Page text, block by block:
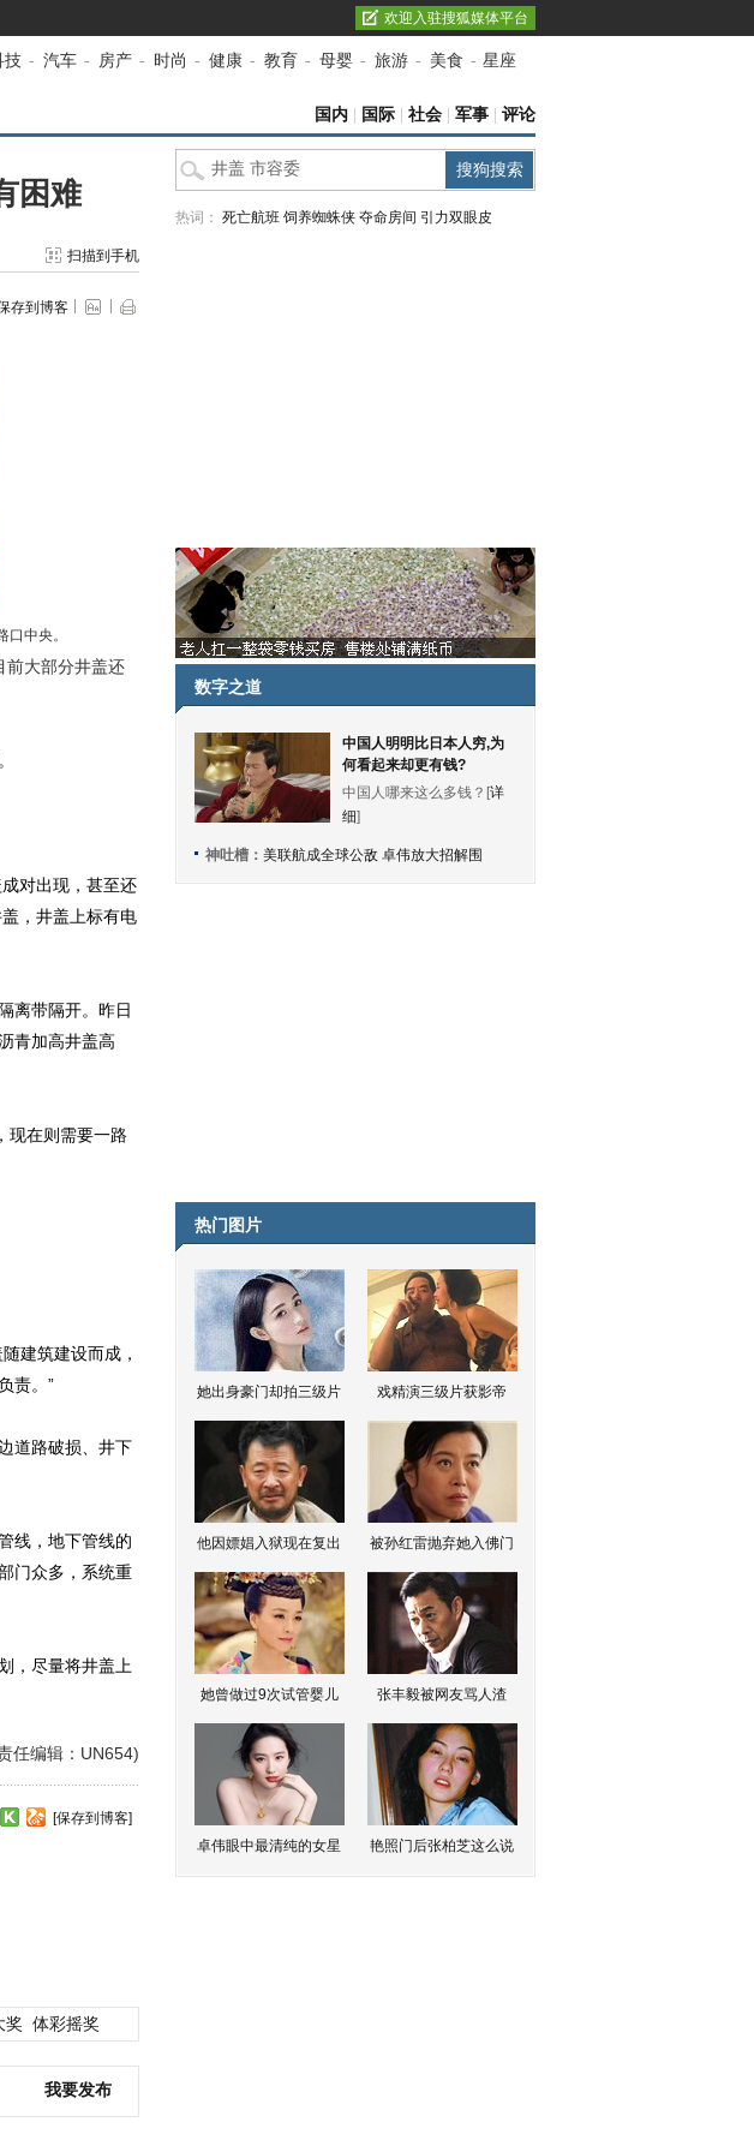
欢迎入驻搜狐媒体平台
技 - 汽车 - 房产 - 时尚 - 健康 - 教育 - 母婴 - 旅游 - 美食 - 星座
国内 国际 社会 军事 评论
困难
扫描到手机
存到博客
中央。
大部分井盖还
对出现，甚至还
，井盖上标有电
离带隔开。昨日
青加高井盖高
现在则需要一路
建筑建设而成，
责。”
道路破损、井下
线，地下管线的
门众多，系统重
，尽量将井盖上
任编辑：UN654)
[保存到博客]
奖 体彩摇奖
我要发布
热词： 死亡航班 饲养蜘蛛侠 夺命房间 引力双眼皮
数字之道
中国人明明比日本人穷,为
何看起来却更有钱?
中国人哪来这么多钱？[详
细]
神吐槽： 美联航成全球公敌 卓伟放大招解围
热门图片
她出身豪门却拍三级片 戏精演三级片获影帝
他因嫖娼入狱现在复出 被孙红雷抛弃她入佛门
她曾做过9次试管婴儿 张丰毅被网友骂人渣
卓伟眼中最清纯的女星 艳照门后张柏芝这么说